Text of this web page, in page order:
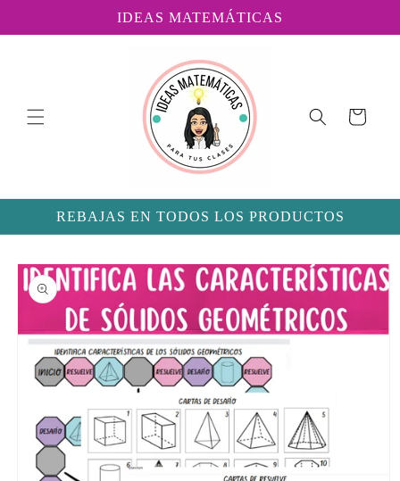
al contenido
IDEAS MATEMÁTICAS
Carrito
REBAJAS EN TODOS LOS PRODUCTOS
directamente
a la
información
del producto